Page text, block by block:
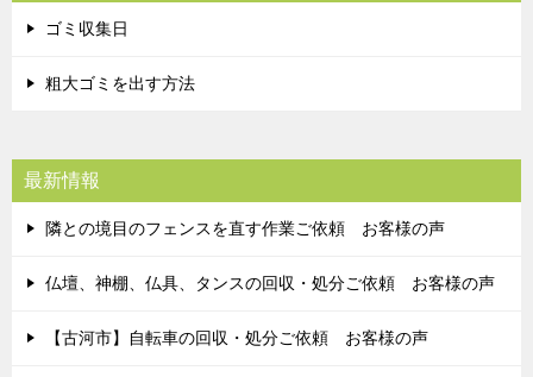
ゴミ収集日
粗大ゴミを出す方法
最新情報
隣との境目のフェンスを直す作業ご依頼 お客様の声
仏壇、神棚、仏具、タンスの回収・処分ご依頼 お客様の声
【古河市】自転車の回収・処分ご依頼 お客様の声